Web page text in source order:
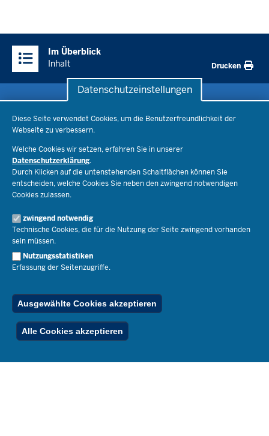
Datenschutzeinstellungen
Diese Seite verwendet Cookies, um die Benutzerfreundlichkeit der
Webseite zu verbessern.
Welche Cookies wir setzen, erfahren Sie in unserer
Datenschutzerklärung.
Durch Klicken auf die untenstehenden Schaltflächen können Sie
entscheiden, welche Cookies Sie neben den zwingend notwendigen
Cookies zulassen.
zwingend notwendig
Technische Cookies, die für die Nutzung der Seite zwingend vorhanden
sein müssen.
Nutzungsstatistiken
Erfassung der Seitenzugriffe.
Ausgewählte Cookies akzeptieren
Alle Cookies akzeptieren
Inhalte
Im Überblick
Inhalt
Drucken
Bildungsthemen
Lehrkräfte
Recht
Schulleben
Ministerium
Ministerin Dorothee Feller
Staatssekretär Dr. Urban Mauer
Open Government
Bibliothek
Veranstaltungen
Geschäftsbereich
Presse
Pressefotos
Social Media
Pressekontakt
Service
Schule(n) suchen
Kontakt
Der Weg zu uns
Publikationen
RSS-Feed
Ferienordnung
© 2026 Bildungsportal NRW
Below
Footer
Menu
Inhalt Impressum Datenschutz